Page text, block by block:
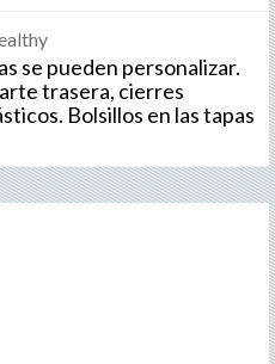
se pueden personalizar.
trasera, cierres
Bolsillos en las tapas